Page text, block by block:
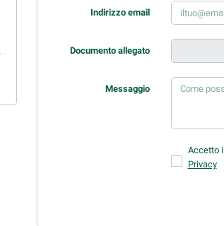
Indirizzo email
Documento allegato
Messaggio
Accetto i
Privacy